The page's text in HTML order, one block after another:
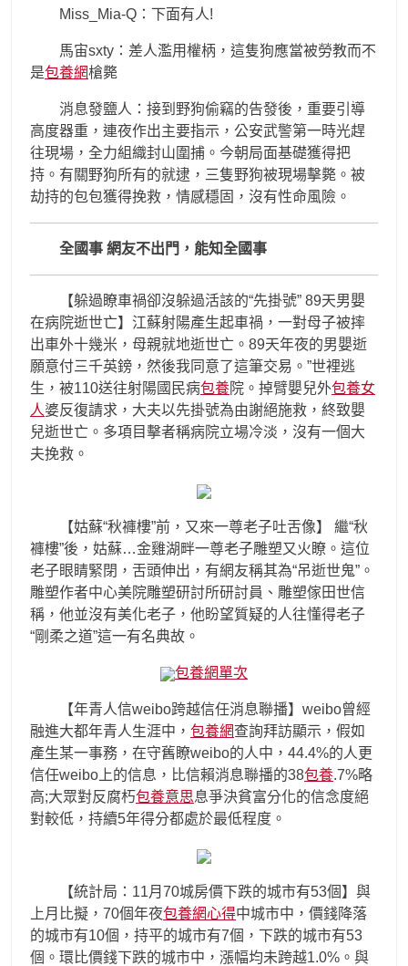
Miss_Mia-Q：下面有人!
馬宙sxty：差人濫用權柄，這隻狗應當被勞教而不
是包養網槍斃
消息發鹽人：接到野狗偷竊的告發後，重要引導
高度器重，連夜作出主要指示，公安武警第一時光趕
往現場，全力組織封山圍捕。今朝局面基礎獲得把
持。有關野狗所有的就逮，三隻野狗被現場擊斃。被
劫持的包包獲得挽救，情感穩固，沒有性命風險。
全國事 網友不出門，能知全國事
【躲過瞭車禍卻沒躲過活該的“先掛號” 89天男嬰
在病院逝世亡】江蘇射陽產生起車禍，一對母子被摔
出車外十幾米，母親就地逝世亡。89天年夜的男嬰逝
願意付三千英鎊，然後我同意了這筆交易。”世裡逃
生，被110送往射陽國民病包養院。掉臂嬰兒外包養女
人婆反復請求，大夫以先掛號為由謝絕施救，終致嬰
兒逝世亡。多項目擊者稱病院立場冷淡，沒有一個大
夫挽救。
【姑蘇“秋褲樓”前，又來一尊老子吐舌像】 繼“秋
褲樓”後，姑蘇…金雞湖畔一尊老子雕塑又火瞭。這位
老子眼睛緊閉，舌頭伸出，有網友稱其為“吊逝世鬼”。
雕塑作者中心美院雕塑研討所研討員、雕塑傢田世信
稱，他並沒有美化老子，他盼望質疑的人往懂得老子
“剛柔之道”這一有名典故。
包養網單次
【年青人信weibo跨越信任消息聯播】weibo曾經
融進大都年青人生涯中， 包養網查詢拜訪顯示，假如
產生某一事務，在守舊瞭weibo的人中，44.4%的人更
信任weibo上的信息，比信賴消息聯播的38包養.7%略
高;大眾對反腐朽包養意思息爭決貧富分化的信念度絕
對較低，持續5年得分都處於最低程度。
【統計局：11月70城房價下跌的城市有53個】與
上月比擬，70個年夜包養網心得中城市中，價錢降落
的城市有10個，持平的城市有7個，下跌的城市有53
個。環比價錢下跌的城市中，漲幅均未跨越1.0%。與